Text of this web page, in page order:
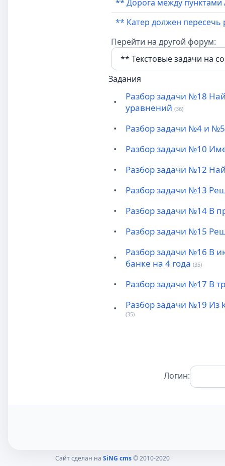
** Дорога между пунктами
** Катер должен пересечь
Перейти на другой форум:
Задания
•
Разбор задачи №18
уравнений (36)
•
Разбор задачи №4 и №5
•
Разбор задачи №10
•
Разбор задачи №12
•
Разбор задачи №13
•
Разбор задачи №14 В
•
Разбор задачи №15
•
Разбор задачи №16 В
банке на 4 года (35)
• Разбор задачи №17 В
• Разбор задачи №19 Из
(35)
Логин:
Сайт сделан на SiNG cms© 2010-2020